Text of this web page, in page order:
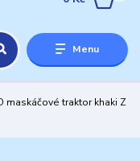
Menu
maskáčové traktor khaki Z